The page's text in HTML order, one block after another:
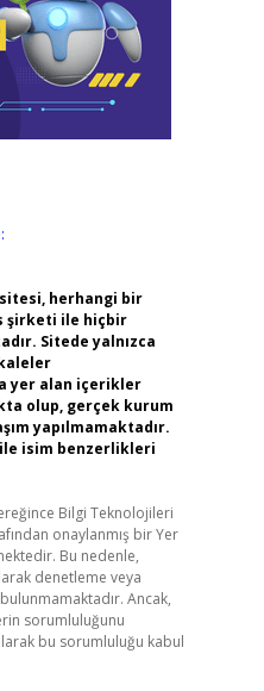
herhangi bir
şirketi ile hiçbir
Sitede yalnızca
yer alan içerikler
olup, gerçek kurum
yapılmamaktadır.
isim benzerlikleri
Bilgi Teknolojileri
onaylanmış bir Yer
Bu nedenle,
denetleme veya
Ancak,
sorumluluğunu
bu sorumluluğu kabul